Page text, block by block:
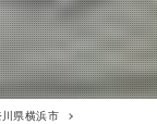
県横浜市